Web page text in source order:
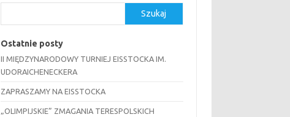
Szukaj
Ostatnie posty
II MIĘDZYNARODOWY TURNIEJ EISSTOCKA IM.
UDORAICHENECKERA
ZAPRASZAMY NA EISSTOCKA
„OLIMPIJSKIE” ZMAGANIA TERESPOLSKICH